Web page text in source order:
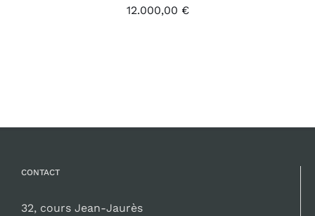
12.000,00 €
CONTACT
32, cours Jean-Jaurès